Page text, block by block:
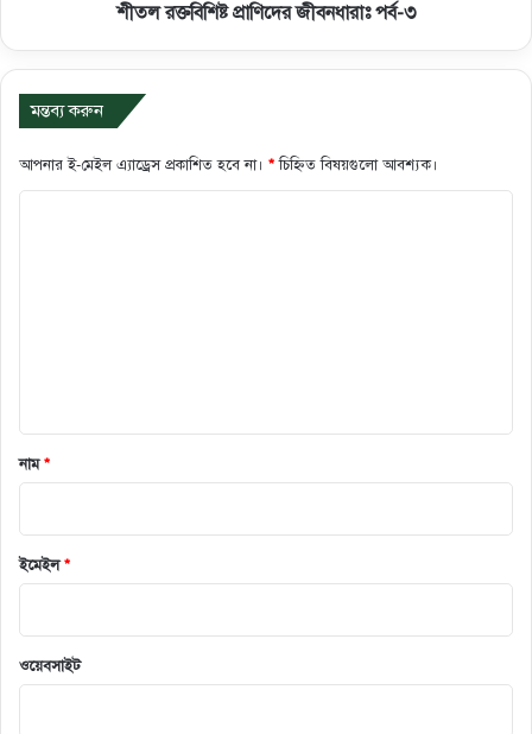
শীতল রক্তবিশিষ্ট প্রাণিদের জীবনধারাঃ পর্ব-৩
মন্তব্য করুন
আপনার ই-মেইল এ্যাড্রেস প্রকাশিত হবে না। *চিহ্নিত বিষয়গুলো আবশ্যক।
নাম*
ইমেইল*
ওয়েবসাইট